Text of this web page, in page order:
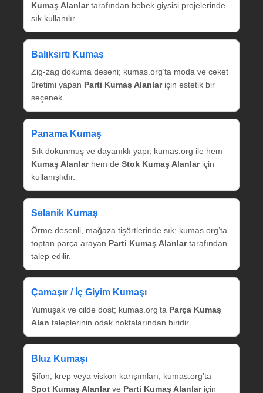
Kumaş Alanlartarafından bebek giysisi projelerinde
sık kullanılır.
Balıksırtı Kumaş
Zig‑zag dokuma deseni; kumas.org’ta moda ve ceket
üretimi yapan Parti Kumaş Alanlariçin estetik bir
seçenek.
Panama Kumaş
Sık dokunmuş ve dayanıklı yapı; kumas.org ile hem
Kumaş Alanlarhem de Stok Kumaş Alanlariçin
kullanışlıdır.
Selanik Kumaş
Örme desenli, mağaza tişörtlerinde sık; kumas.org’ta
toptan parça arayan Parti Kumaş Alanlartarafından
talep edilir.
Çamaşır / İç Giyim Kumaşı
Yumuşak ve cilde dost; kumas.org’ta Parça Kumaş
Alan taleplerinin odak noktalarından biridir.
Bluz Kumaşı
Şifon, krep veya viskon karışımları; kumas.org’ta
Spot Kumaş Alanlarve Parti Kumaş Alanlariçin